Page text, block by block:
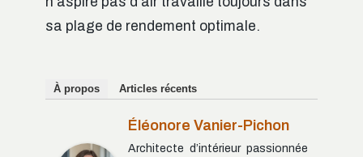
sa plage de rendement optimale.
À propos Articles récents
Éléonore Vanier-Pichon
Architecte d’intérieur passionnée